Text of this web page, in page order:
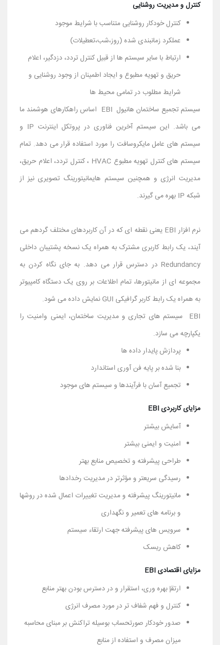
کنترل و مدیریت روشنایی
کنترل خودکار روشنایی متناسب با شرایط موجود
عملکرد زمانبندی شده (روز،شب،تعطیلات)
ارتباط با سایر سیستم ها از قبیل کنترل تردد، دزدگیر، اعلام
حریق و تهویه مطبوع و ایجاد اطمینان از وجود روشنایی و
شرایط مطلوب در تمامی محیط ها
سیستم تجمیع ساختمان هانیول EBI اساس راهکارهای هوشمند ما
می باشد. این سیستم آخرین فناوری در پروتکل اینترنت IP و
سیستم های عامل مایکروسافت را مورد استفاده قرار می دهد. تمام
سیستم های کنترل تهویه مطبوع HVAC ، کنترل تردد، اعلام حریق،
مدیریت انرژی و همچنین سیستم هایمانیتورینگ تصویری نیز از
شبکه IP بهره می گیرند.
نرم افزار EBI یعنی نقطه ای که در آن کاربردهای مختلف گردهم می
آیند، یک رابط کاربری مشترک به همراه یک نسخه پشتیبان داخلی
Redundancy در دسترس قرار می دهد. به جای نگاه کردن به
مجموعه ای از مانیتورها، تمام اطلاعات بر روی یک دستگاه کامپیوتر
به همراه یک رابط کاربر گرافیکی GUI نمایش داده می شود.
EBI سیستم های تجاری و مدیریت ساختمان، ایمنی وامنیت را
یکپارچه می سازد.
پردازش پایدار داده ها
بنا شده بر پایه فن آوری استاندارد
تجمیع آسان با فرآیندها و سیستم های موجود
مزایای کاربردی EBI
آسایش بیشتر
امنیت و ایمنی بیشتر
طراحی پیشرفته و تخصیص منابع بهتر
رسیدگی سریعتر و مؤثرتر در مدیریت رخدادها
مانیتورینگ پیشرفته و مدیریت تغییرات اعمال شده در روشها
و برنامه های تعمیر و نگهداری
سرویس های پیشرفته جهت ارتقاء سیستم
کاهش ریسک
مزایای اقتصادی EBI
ارتقإ بهره وری، استقرار و در دسترس بودن بهتر منابع
کنترل و فهم شفاف تر در مورد مصرف انرژی
صدور خودکار صورتحساب بوسیله تراکنش بر مبنای محاسبه
میزان مصرف و استفاده از منابع